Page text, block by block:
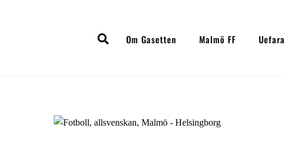
SearchOm Gasetten Malmö FF